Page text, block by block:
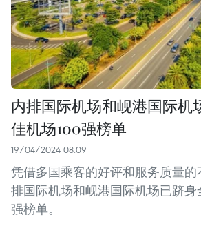
内排国际机场和岘港国际机
佳机场100强榜单
19/04/2024 08:09
凭借多国乘客的好评和服务质量
排国际机场和岘港国际机场已跻身
强榜单。